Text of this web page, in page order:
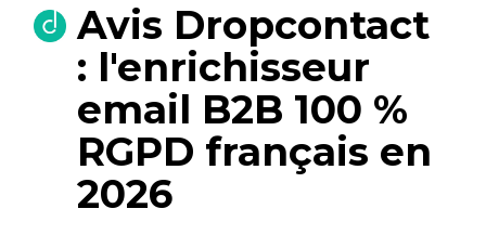
Avis Dropcontact
: l'enrichisseur
email B2B 100 %
RGPD français en
2026